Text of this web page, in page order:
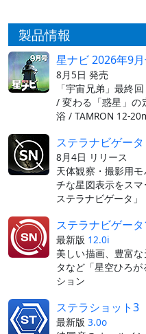
製品情報
星ナビ 2026年9
8月5日 発売
「宇宙兄弟」最終
/ 変わる「惑星」の
浴 / TAMRON 12-
ステラナビゲー
8月4日 リリース
天体観察・撮影用
チな星図表示をスマ
ステラナビゲータ」
ステラナビゲー
最新版 12.0i
美しい描画、豊富
タなど「星空ひろ
ション
ステラショット3
最新版 3.0o